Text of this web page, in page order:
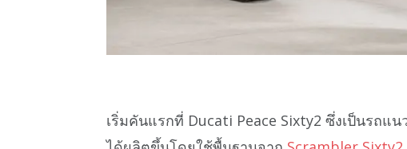
เริ่มคันแรกที่ Ducati Peace Sixty2 ซึ่งเป็นรถแน